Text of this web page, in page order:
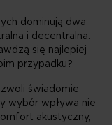
dominują dwa
i decentralna.
się najlepiej
przypadku?
świadomie
wybór wpływa nie
akustyczny,